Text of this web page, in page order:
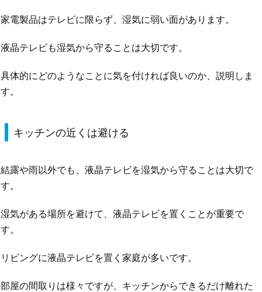
家電製品はテレビに限らず、湿気に弱い面があります。
液晶テレビも湿気から守ることは大切です。
具体的にどのようなことに気を付ければ良いのか、説明しま
す。
キッチンの近くは避ける
結露や雨以外でも、液晶テレビを湿気から守ることは大切で
す。
湿気がある場所を避けて、液晶テレビを置くことが重要で
す。
リビングに液晶テレビを置く家庭が多いです。
部屋の間取りは様々ですが、キッチンからできるだけ離れた